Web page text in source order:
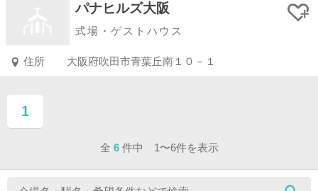
パナヒルズ大阪
式場・ゲストハウス
住所 大阪府吹田市青葉丘南１０－１
1
ページ目
全 6 件中 1〜6件を表示